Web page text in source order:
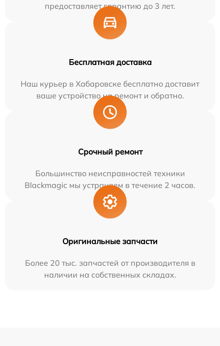
предоставляет гарантию до 3 лет.
Бесплатная доставка
Наш курьер в Хабаровске бесплатно доставит
ваше устройство на ремонт и обратно.
Срочный ремонт
Большинство неисправностей техники
Blackmagic мы устраняем в течение 2 часов.
Оригинальные запчасти
Более 20 тыс. запчастей от производителя в
наличии на собственных складах.